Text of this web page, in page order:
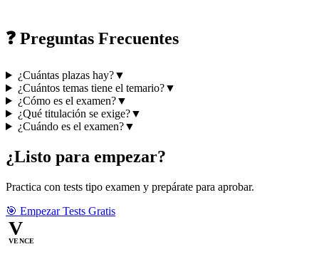
❓ Preguntas Frecuentes
¿Cuántas plazas hay?▼
¿Cuántos temas tiene el temario?▼
¿Cómo es el examen?▼
¿Qué titulación se exige?▼
¿Cuándo es el examen?▼
¿Listo para empezar?
Practica con tests tipo examen y prepárate para aprobar.
🎯 Empezar Tests Gratis
V
VENCE